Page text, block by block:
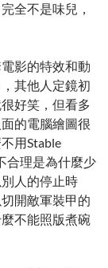
全不是味兒，
影的特效和動
其他人定鏡初
好笑，但看多
的電腦繪圖很
用Stable
合理是為什麼少
人的停止時
開敵軍裝甲的
不能照版煮碗